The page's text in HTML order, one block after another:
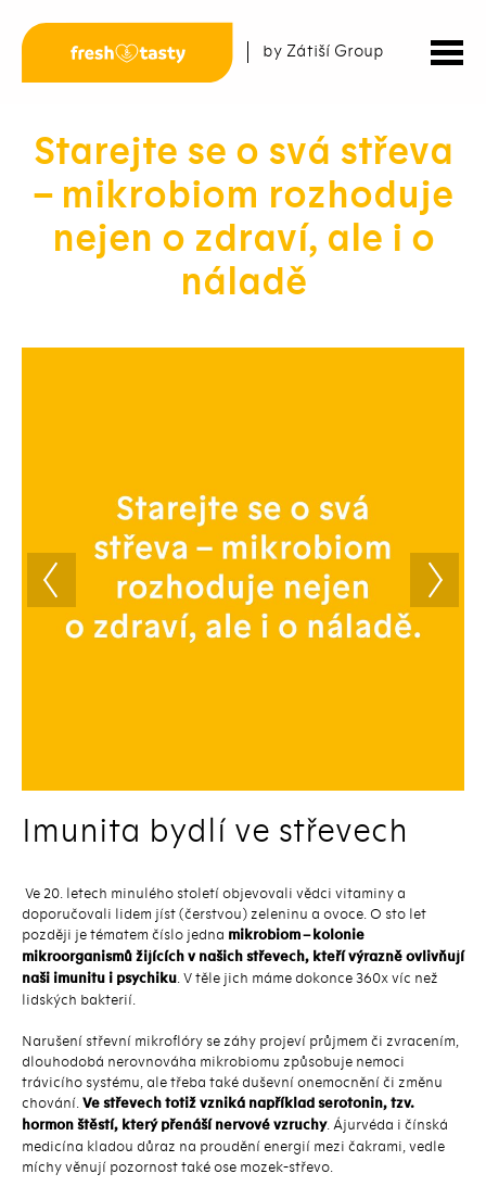
by Zátiší Group
Starejte se o svá střeva
– mikrobiom rozhoduje
nejen o zdraví, ale i o
náladě
Imunita bydlí ve střevech
Ve 20. letech minulého století objevovali vědci vitaminy a
doporučovali lidem jíst (čerstvou) zeleninu a ovoce. O sto let
později je tématem číslo jedna mikrobiom – kolonie
mikroorganismů žijících v našich střevech, kteří výrazně ovlivňují
naši imunitu i psychiku. V těle jich máme dokonce 360x víc než
lidských bakterií.
Narušení střevní mikroflóry se záhy projeví průjmem či zvracením,
dlouhodobá nerovnováha mikrobiomu způsobuje nemoci
trávicího systému, ale třeba také duševní onemocnění či změnu
chování. Ve střevech totiž vzniká například serotonin, tzv.
hormon štěstí, který přenáší nervové vzruchy. Ájurvéda i čínská
medicína kladou důraz na proudění energií mezi čakrami, vedle
míchy věnují pozornost také ose mozek-střevo.